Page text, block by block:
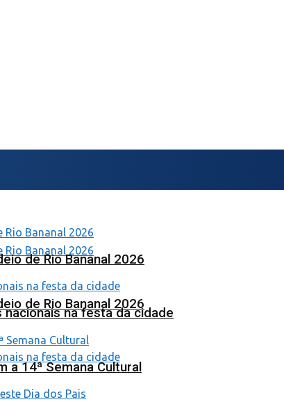
de Rio Bananal 2026
de Rio Bananal 2026
na festa da cidade
a 14ª Semana Cultural